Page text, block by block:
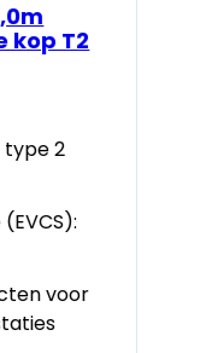
kop T2
type 2
voor